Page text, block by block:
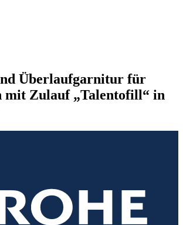
Überlaufgarnitur für
mit Zulauf „Talentofill“ in